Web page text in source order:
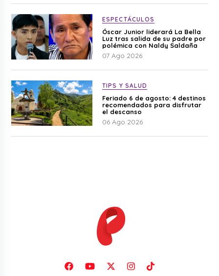
ESPECTÁCULOS
Óscar Junior liderará La Bella
Luz tras salida de su padre por
polémica con Naldy Saldaña
07 Ago 2026
TIPS Y SALUD
Feriado 6 de agosto: 4 destinos
recomendados para disfrutar
el descanso
06 Ago 2026